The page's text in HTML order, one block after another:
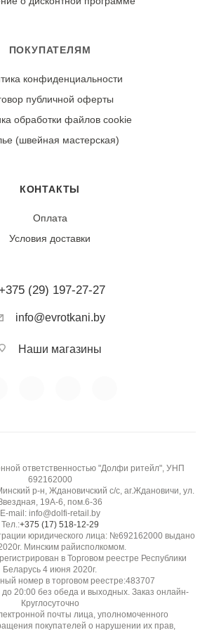
источников тепла. Гладьте через
уходе ткань практически не
ПОКУПАТЕЛЯМ
конфиденциальности
публичной оферты
обработки файлов cookie
(швейная мастерская)
КОНТАКТЫ
Оплата
Условия доставки
(29) 197-27-27
info@evrotkani.by
Наши магазины
ответственностью "Долфи ритейл", УНП
692162000
р-н, Ждановичский с/с, аг.Ждановичи, ул.
19А-6, пом.6-36
E-mail: info@dolfi-retail.by
Тел.:+375 (17) 518-12-29
юридического лица: №692162000 выдано
Минским райисполкомом.
в Торговом реестре Республики
Беларусь 4 июня 2020г.
номер в торговом реестре:483707
20:00 без обеда и выходных. Заказ онлайн-
Круглосуточно
почты лица, уполномоченного
покупателей о нарушении их прав,